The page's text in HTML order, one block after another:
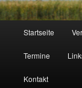
Startseite
Termine
Kontakt